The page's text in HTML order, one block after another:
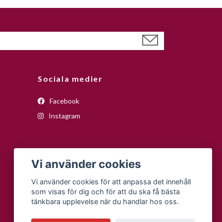
Sociala medier
Facebook
Instagram
Vi använder cookies
Vi använder cookies för att anpassa det innehåll
som visas för dig och för att du ska få bästa
tänkbara upplevelse när du handlar hos oss.